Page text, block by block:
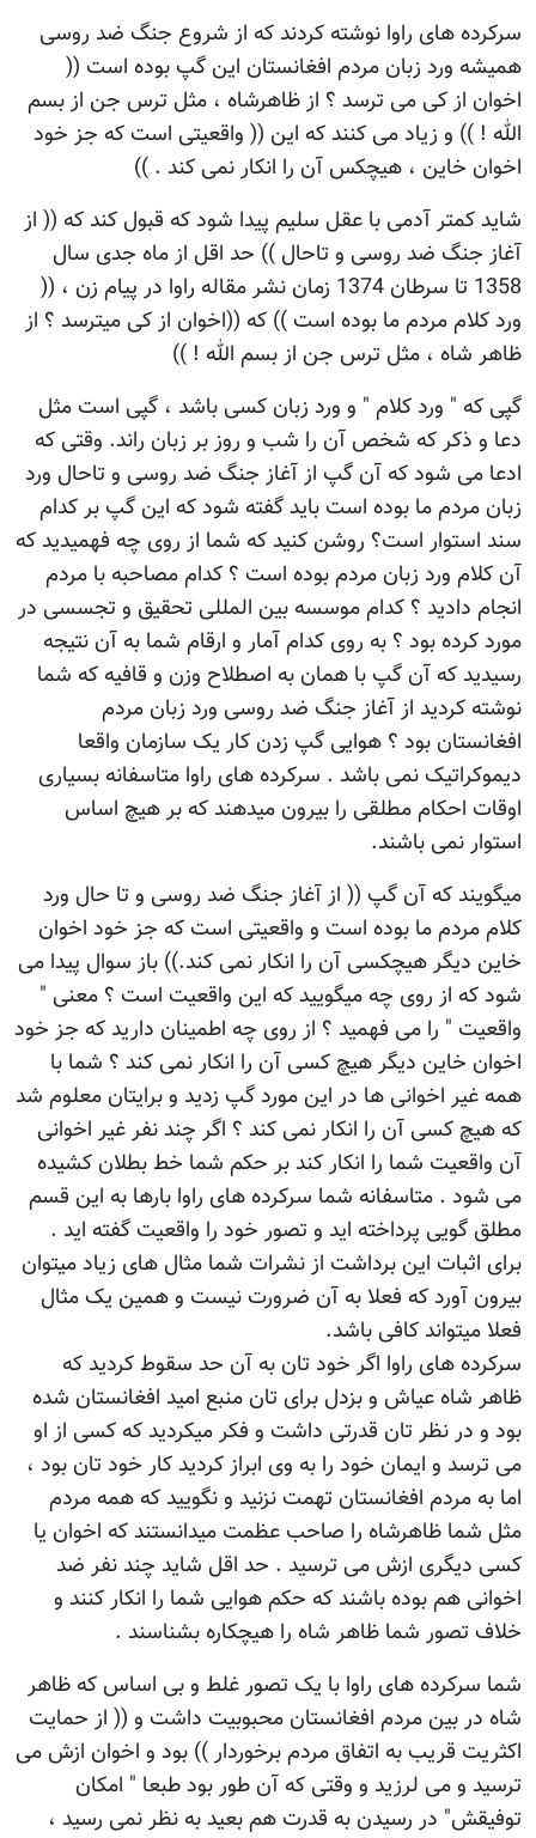
سرکرده های راوا نوشته کردند که از شروع جنگ ضد روسی
همیشه ورد زبان مردم افغانستان این گپ بوده است ((
اخوان از کی می ترسد ؟ از ظاهرشاه ، مثل ترس جن از بسم
الله ! )) و زیاد می کنند که این (( واقعیتی است که جز خود
اخوان خاین ، هیچکس آن را انکار نمی کند . ))
شاید کمتر آدمی با عقل سلیم پیدا شود که قبول کند که (( از
آغاز جنگ ضد روسی و تاحال )) حد اقل از ماه جدی سال
1358 تا سرطان 1374 زمان نشر مقاله راوا در پیام زن ، ((
ورد کلام مردم ما بوده است )) که ((اخوان از کی میترسد ؟ از
ظاهر شاه ، مثل ترس جن از بسم الله ! ))
گپی که " ورد کلام " و ورد زبان کسی باشد ، گپی است مثل
دعا و ذکر که شخص آن را شب و روز بر زبان راند. وقتی که
ادعا می شود که آن گپ از آغاز جنگ ضد روسی و تاحال ورد
زبان مردم ما بوده است باید گفته شود که این گپ بر کدام
سند استوار است؟ روشن کنید که شما از روی چه فهمیدید که
آن کلام ورد زبان مردم بوده است ؟ کدام مصاحبه با مردم
انجام دادید ؟ کدام موسسه بین المللی تحقیق و تجسسی در
مورد کرده بود ؟ به روی کدام آمار و ارقام شما به آن نتیجه
رسیدید که آن گپ با همان به اصطلاح وزن و قافیه که شما
نوشته کردید از آغاز جنگ ضد روسی ورد زبان مردم
افغانستان بود ؟ هوایی گپ زدن کار یک سازمان واقعا
دیموکراتیک نمی باشد . سرکرده های راوا متاسفانه بسیاری
اوقات احکام مطلقی را بیرون میدهند که بر هیچ اساس
استوار نمی باشند.
میگویند که آن گپ (( از آغاز جنگ ضد روسی و تا حال ورد
کلام مردم ما بوده است و واقعیتی است که جز خود اخوان
خاین دیگر هیچکسی آن را انکار نمی کند.)) باز سوال پیدا می
شود که از روی چه میگویید که این واقعیت است ؟ معنی "
واقعیت " را می فهمید ؟ از روی چه اطمینان دارید که جز خود
اخوان خاین دیگر هیچ کسی آن را انکار نمی کند ؟ شما با
همه غیر اخوانی ها در این مورد گپ زدید و برایتان معلوم شد
که هیچ کسی آن را انکار نمی کند ؟ اگر چند نفر غیر اخوانی
آن واقعیت شما را انکار کند بر حکم شما خط بطلان کشیده
می شود . متاسفانه شما سرکرده های راوا بارها به این قسم
مطلق گویی پرداخته اید و تصور خود را واقعیت گفته اید .
برای اثبات این برداشت از نشرات شما مثال های زیاد میتوان
بیرون آورد که فعلا به آن ضرورت نیست و همین یک مثال
فعلا میتواند کافی باشد.
سرکرده های راوا اگر خود تان به آن حد سقوط کردید که
ظاهر شاه عیاش و بزدل برای تان منبع امید افغانستان شده
بود و در نظر تان قدرتی داشت و فکر میکردید که کسی از او
می ترسد و ایمان خود را به وی ابراز کردید کار خود تان بود ،
اما به مردم افغانستان تهمت نزنید و نگویید که همه مردم
مثل شما ظاهرشاه را صاحب عظمت میدانستند که اخوان یا
کسی دیگری ازش می ترسید . حد اقل شاید چند نفر ضد
اخوانی هم بوده باشند که حکم هوایی شما را انکار کنند و
خلاف تصور شما ظاهر شاه را هیچکاره بشناسند .
شما سرکرده های راوا با یک تصور غلط و بی اساس که ظاهر
شاه در بین مردم افغانستان محبوبیت داشت و (( از حمایت‌
اكثریت‌ قریب‌ به‌ اتفاق‌ مردم‌ برخوردار )) بود و اخوان ازش می
ترسید و می لرزید و وقتی که آن طور بود طبعا " امکان
توفیقش" در رسیدن به قدرت هم بعید به نظر نمی رسید ،